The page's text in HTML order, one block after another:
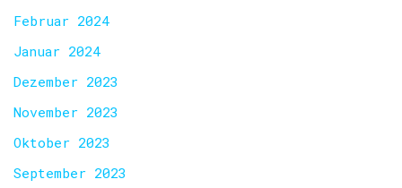
Februar 2024
Januar 2024
Dezember 2023
November 2023
Oktober 2023
September 2023